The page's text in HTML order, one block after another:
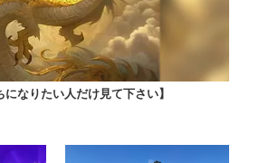
になりたい人だけ見て下さい】